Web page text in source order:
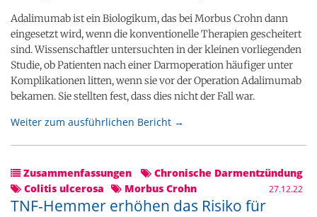
Adalimumab ist ein Biologikum, das bei Morbus Crohn dann
eingesetzt wird, wenn die konventionelle Therapien gescheitert
sind. Wissenschaftler untersuchten in der kleinen vorliegenden
Studie, ob Patienten nach einer Darmoperation häufiger unter
Komplikationen litten, wenn sie vor der Operation Adalimumab
bekamen. Sie stellten fest, dass dies nicht der Fall war.
Weiter zum ausführlichen Bericht →
Zusammenfassungen
Chronische Darmentzündung
Colitis ulcerosa
Morbus Crohn 27.12.22
TNF-Hemmer erhöhen das Risiko für